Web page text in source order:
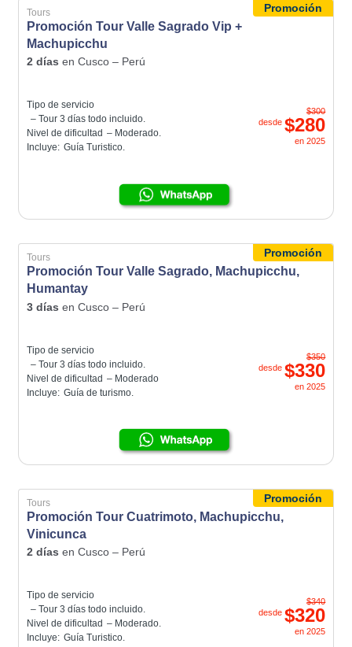
Promoción
Tours
Promoción Tour Valle Sagrado Vip +
Machupicchu
2 días en Cusco – Perú
Tipo de servicio
– Tour 3 días todo incluido.
Nivel de dificultad – Moderado.
Incluye: Guía Turistico.
$300
desde $280
en2025
Promoción
Tours
Promoción Tour Valle Sagrado, Machupicchu,
Humantay
3 días en Cusco – Perú
Tipo de servicio
– Tour 3 días todo incluido.
Nivel de dificultad – Moderado
Incluye: Guía de turismo.
$350
desde $330
en2025
Promoción
Tours
Promoción Tour Cuatrimoto, Machupicchu,
Vinicunca
2 días en Cusco – Perú
Tipo de servicio
– Tour 3 días todo incluido.
Nivel de dificultad – Moderado.
Incluye: Guía Turistico.
$340
desde $320
en2025